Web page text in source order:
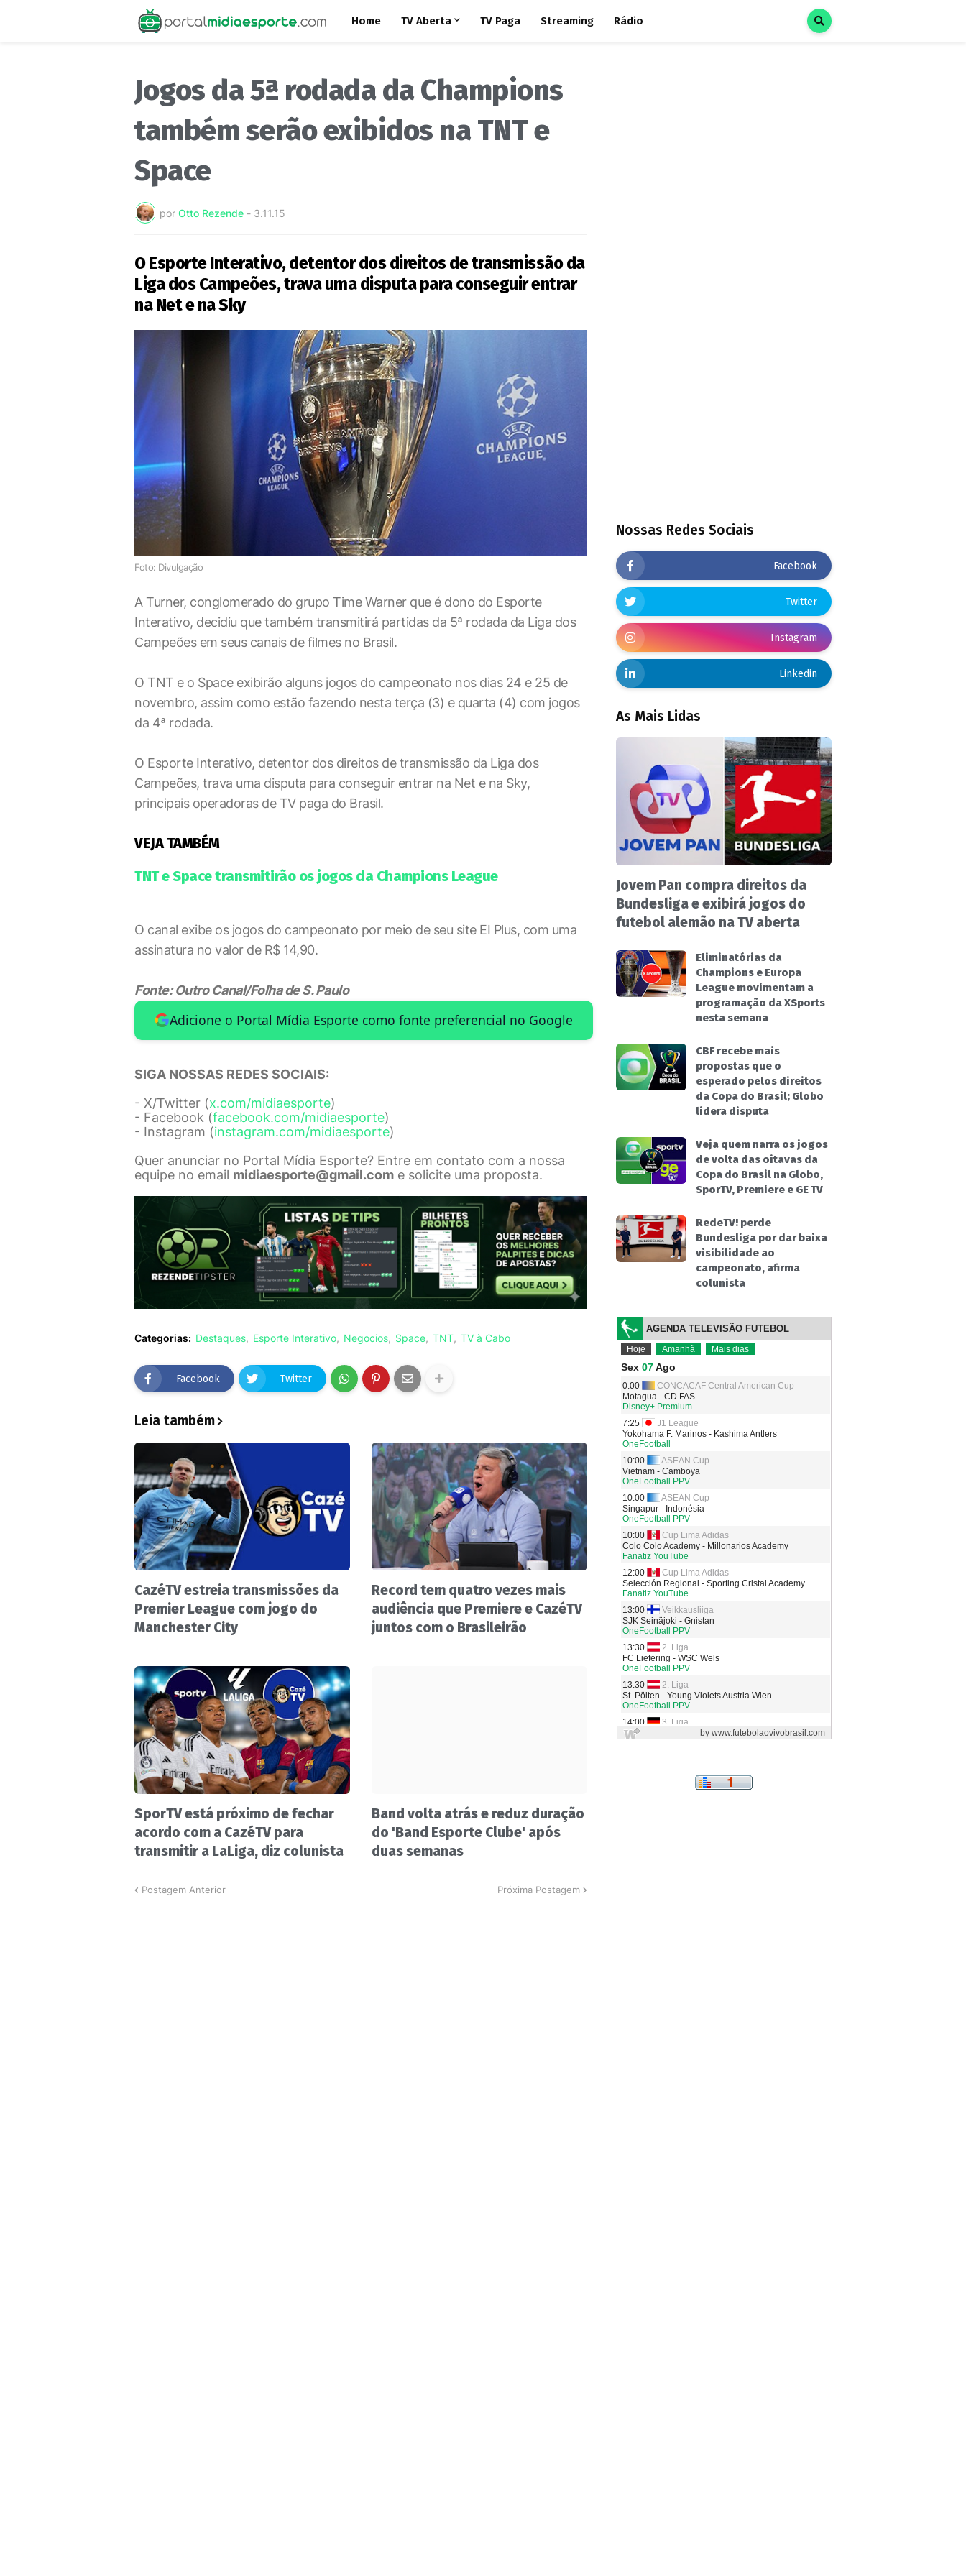
Home TV Aberta TV Paga Streaming Rádio
Jogos da 5ª rodada da Champions
também serão exibidos na TNT e
Space
por Otto Rezende - 3.11.15
O Esporte Interativo, detentor dos direitos de transmissão da
Liga dos Campeões, trava uma disputa para conseguir entrar
na Net e na Sky
Foto: Divulgação
A Turner, conglomerado do grupo Time Warner que é dono do Esporte
Interativo, decidiu que também transmitirá partidas da 5ª rodada da Liga dos
Campeões em seus canais de filmes no Brasil.
O TNT e o Space exibirão alguns jogos do campeonato nos dias 24 e 25 de
novembro, assim como estão fazendo nesta terça (3) e quarta (4) com jogos
da 4ª rodada.
O Esporte Interativo, detentor dos direitos de transmissão da Liga dos
Campeões, trava uma disputa para conseguir entrar na Net e na Sky,
principais operadoras de TV paga do Brasil.
VEJA TAMBÉM
TNT e Space transmitirão os jogos da Champions League
O canal exibe os jogos do campeonato por meio de seu site EI Plus, com uma
assinatura no valor de R$ 14,90.
Fonte: Outro Canal/Folha de S. Paulo
Adicione o Portal Mídia Esporte como fonte preferencial no Google
SIGA NOSSAS REDES SOCIAIS:
- X/Twitter (x.com/midiaesporte)
- Facebook (facebook.com/midiaesporte)
- Instagram (instagram.com/midiaesporte)
Quer anunciar no Portal Mídia Esporte? Entre em contato com a nossa
equipe no email midiaesporte@gmail.com e solicite uma proposta.
Categorias: Destaques Esporte Interativo Negocios Space TNT TV à Cabo
Facebook Twitter
Leia também
CazéTV estreia transmissões da
Premier League com jogo do
Manchester City
Record tem quatro vezes mais
audiência que Premiere e CazéTV
juntos com o Brasileirão
SporTV está próximo de fechar
acordo com a CazéTV para
transmitir a LaLiga, diz colunista
Band volta atrás e reduz duração
do 'Band Esporte Clube' após
duas semanas
Postagem Anterior Próxima Postagem
Nossas Redes Sociais
Facebook
Twitter
Instagram
Linkedin
As Mais Lidas
Jovem Pan compra direitos da
Bundesliga e exibirá jogos do
futebol alemão na TV aberta
Eliminatórias da
Champions e Europa
League movimentam a
programação da XSports
nesta semana
CBF recebe mais
propostas que o
esperado pelos direitos
da Copa do Brasil; Globo
lidera disputa
Veja quem narra os jogos
de volta das oitavas da
Copa do Brasil na Globo,
SporTV, Premiere e GE TV
RedeTV! perde
Bundesliga por dar baixa
visibilidade ao
campeonato, afirma
colunista